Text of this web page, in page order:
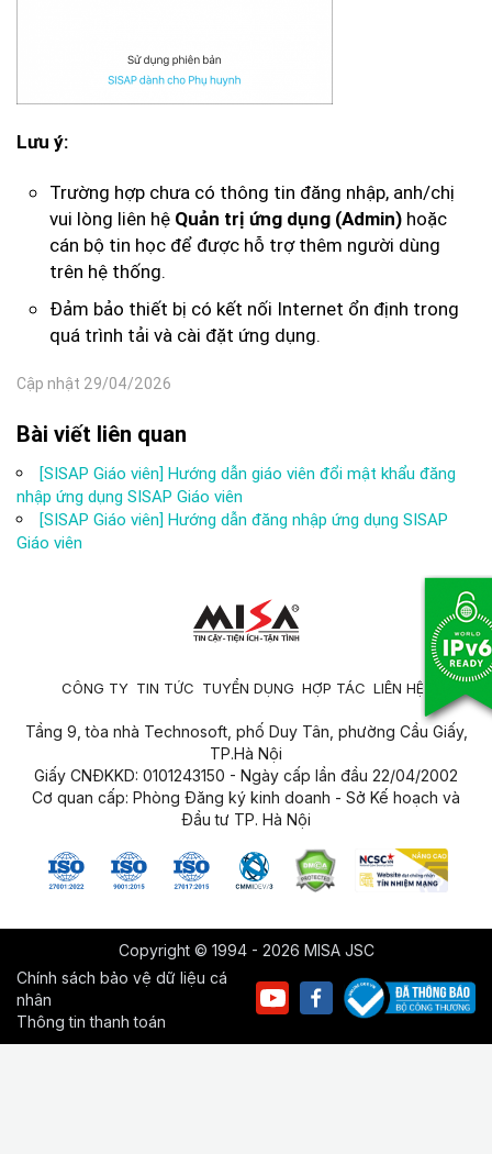
Lưu ý:
Trường hợp chưa có thông tin đăng nhập, anh/chị
vui lòng liên hệ Quản trị ứng dụng (Admin) hoặc
cán bộ tin học để được hỗ trợ thêm người dùng
trên hệ thống.
Đảm bảo thiết bị có kết nối Internet ổn định trong
quá trình tải và cài đặt ứng dụng.
Cập nhật 29/04/2026
Bài viết liên quan
[SISAP Giáo viên] Hướng dẫn giáo viên đổi mật khẩu đăng
nhập ứng dụng SISAP Giáo viên
[SISAP Giáo viên] Hướng dẫn đăng nhập ứng dụng SISAP
Giáo viên
CÔNG TY TIN TỨC TUYỂN DỤNG HỢP TÁC LIÊN HỆ
Tầng 9, tòa nhà Technosoft, phố Duy Tân, phường Cầu Giấy,
TP.Hà Nội
Giấy CNĐKKD: 0101243150 - Ngày cấp lần đầu 22/04/2002
Cơ quan cấp: Phòng Đăng ký kinh doanh - Sở Kế hoạch và
Đầu tư TP. Hà Nội
Copyright © 1994 - 2026 MISA JSC
Chính sách bảo vệ dữ liệu cá
nhân
Thông tin thanh toán